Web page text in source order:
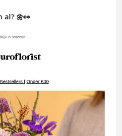
al? 🌼👀